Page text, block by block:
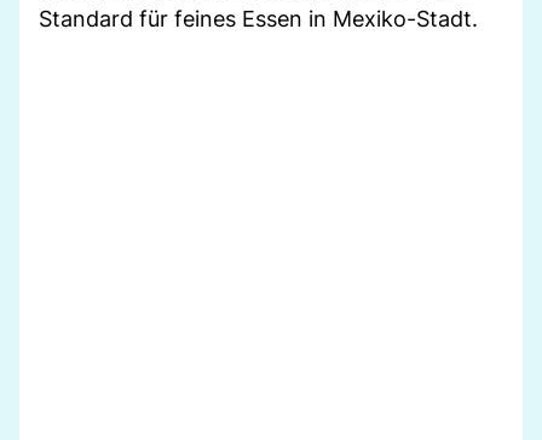
Standard für feines Essen in Mexiko-Stadt.